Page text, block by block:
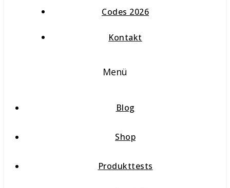
Codes 2026
Kontakt
Menü
Blog
Shop
Produkttests